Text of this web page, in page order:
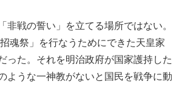
非戦の誓い」を立てる場所ではない。
魂祭」を行なうためにできた天皇家
った。それを明治政府が国家護持した
ような一神教がないと国民を戦争に動